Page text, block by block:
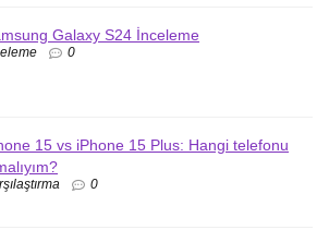
Galaxy S24 İnceleme
0
15 vs iPhone 15 Plus: Hangi telefonu
0